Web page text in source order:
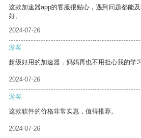
这款加速器app的客服很贴心，遇到问题都能
好。
2024-07-26
游客
超级好用的加速器，妈妈再也不用担心我的学
2024-07-26
游客
这款软件的价格非常实惠，值得推荐。
2024-07-26